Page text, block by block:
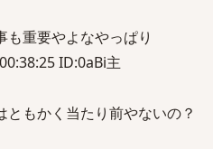
も重要やよなやっぱり
ID:0aBi主
もかく当たり前やないの？